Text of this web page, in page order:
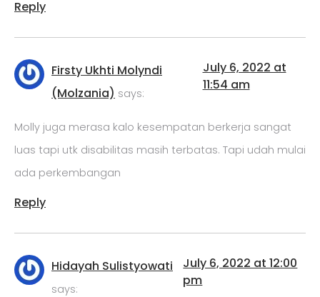
Reply
Firsty Ukhti Molyndi
(Molzania) says:
July 6, 2022 at
11:54 am
Molly juga merasa kalo kesempatan berkerja sangat
luas tapi utk disabilitas masih terbatas. Tapi udah mulai
ada perkembangan
Reply
Hidayah Sulistyowati
says:
July 6, 2022 at 12:00
pm